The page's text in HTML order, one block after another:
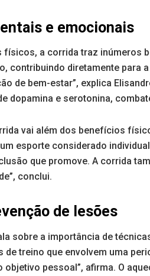
e emocionais
a corrida traz inúmeros
contribuindo diretamente para
de bem-estar”, explica
dopamina e serotonina,
vai além dos benefícios
esporte considerado
que promove. A corrida
conclui.
de lesões
sobre a importância de
de treino que envolvem uma
pessoal”, afirma. O